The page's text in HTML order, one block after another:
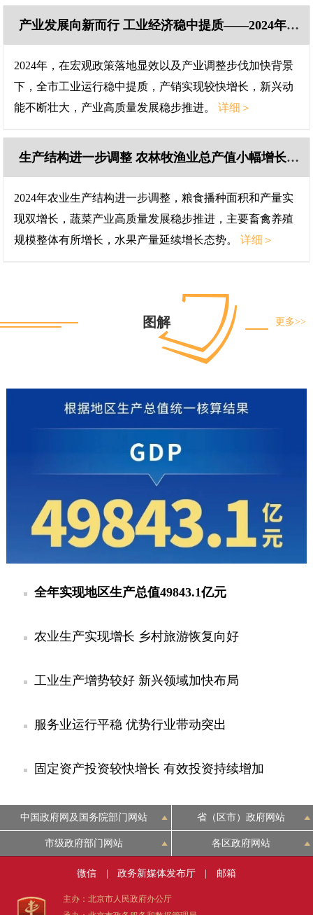
产业发展向新而行 工业经济稳中提质——2024年北京规模以上工业运行情况解读
2024年，在宏观政策落地显效以及产业调整步伐加快背景
下，全市工业运行稳中提质，产销实现较快增长，新兴动
能不断壮大，产业高质量发展稳步推进。详细＞
生产结构进一步调整 农林牧渔业总产值小幅增长——2024年北京农业经济运行情况解读
2024年农业生产结构进一步调整，粮食播种面积和产量实
现双增长，蔬菜产业高质量发展稳步推进，主要畜禽养殖
规模整体有所增长，水果产量延续增长态势。详细＞
图解 更多>>
全年实现地区生产总值49843.1亿元
农业生产实现增长 乡村旅游恢复向好
工业生产增势较好 新兴领域加快布局
服务业运行平稳 优势行业带动突出
固定资产投资较快增长 有效投资持续增加
中国政府网及国务院部门网站 省（区市）政府网站
市级政府部门网站 各区政府网站
微信 政务新媒体发布厅 邮箱
主办：北京市人民政府办公厅